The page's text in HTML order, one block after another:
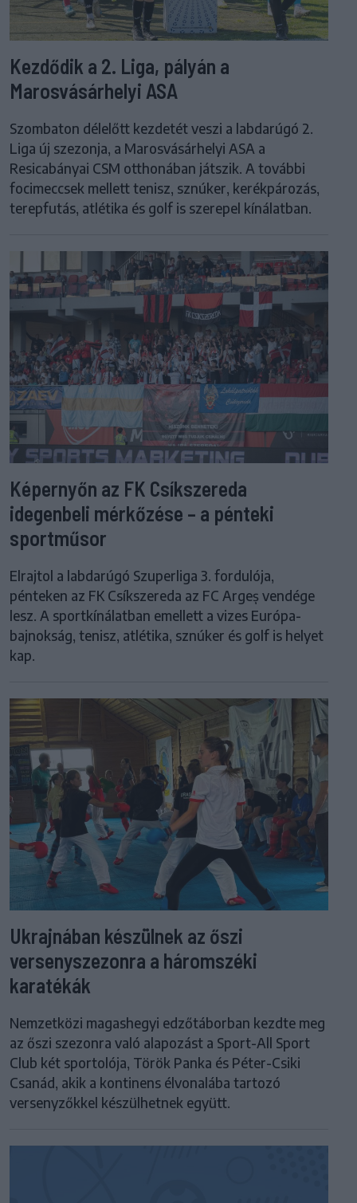
Kezdődik a 2. Liga, pályán a
Marosvásárhelyi ASA
Szombaton délelőtt kezdetét veszi a labdarúgó 2.
Liga új szezonja, a Marosvásárhelyi ASA a
Resicabányai CSM otthonában játszik. A további
focimeccsek mellett tenisz, sznúker, kerékpározás,
terepfutás, atlétika és golf is szerepel kínálatban.
Képernyőn az FK Csíkszereda
idegenbeli mérkőzése – a pénteki
sportműsor
Elrajtol a labdarúgó Szuperliga 3. fordulója,
pénteken az FK Csíkszereda az FC Argeș vendége
lesz. A sportkínálatban emellett a vizes Európa-
bajnokság, tenisz, atlétika, sznúker és golf is helyet
kap.
Ukrajnában készülnek az őszi
versenyszezonra a háromszéki
karatékák
Nemzetközi magashegyi edzőtáborban kezdte meg
az őszi szezonra való alapozást a Sport-All Sport
Club két sportolója, Török Panka és Péter-Csiki
Csanád, akik a kontinens élvonalába tartozó
versenyzőkkel készülhetnek együtt.